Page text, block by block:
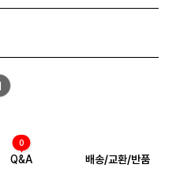
Q&A
0
배송/교환/반품